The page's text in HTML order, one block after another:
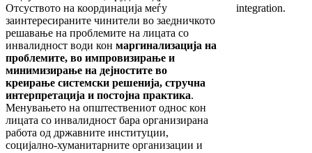
Отсуството на координација меѓу
заинтересираните чинители во заедничкото
решавање на проблемите на лицата со
инвалидност води кон маргинализација на
проблемите, во импровизирање и
минимизирање на дејностите во
креирање системски решенија, стручна
интерпретација и постојна практика.
Менувањето на општествениот однос кон
лицата со инвалидност бара организирана
работа од државните институции,
социјално-хуманитарните организации и
integration.